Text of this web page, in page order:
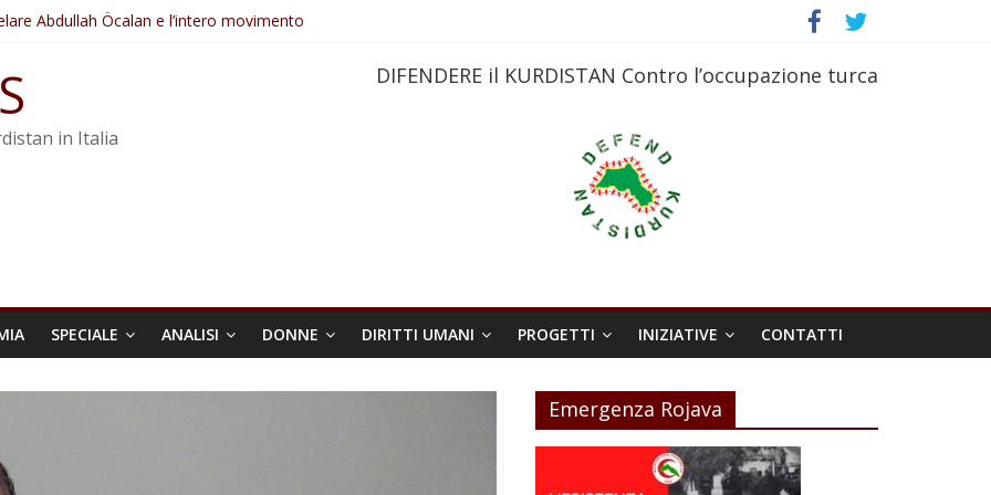
Abdullah Öcalan e l’intero movimento
ostacolerebbe l’attuazione della legge
di guerra dell’Iran
trasformata in legge positiva
in Italia
DIFENDERE il KURDISTAN Contro l’occupazione turca
SPECIALE ANALISI DONNE DIRITTI UMANI PROGETTI INIZIATIVE CONTATTI
Emergenza Rojava